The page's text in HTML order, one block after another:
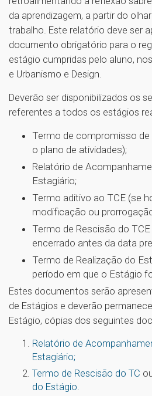
da aprendizagem, a partir do
trabalho. Este relatório deve ser
documento obrigatório para o
estágio cumpridas pelo aluno,
e Urbanismo e Design.
Deverão ser disponibilizados os
referentes a todos os estágios
Termo de compromisso de
o plano de atividades);
Relatório de
Estagiário;
Termo aditivo ao TCE (se
modificação ou
Termo de Rescisão do
encerrado antes da data
Termo de Realização do
período em que o Estágio
Estes documentos serão
de Estágios e deverão
Estágio, cópias dos seguintes
Relatório de
Estagiário;
Termo de Rescisão do TC
do Estágio.